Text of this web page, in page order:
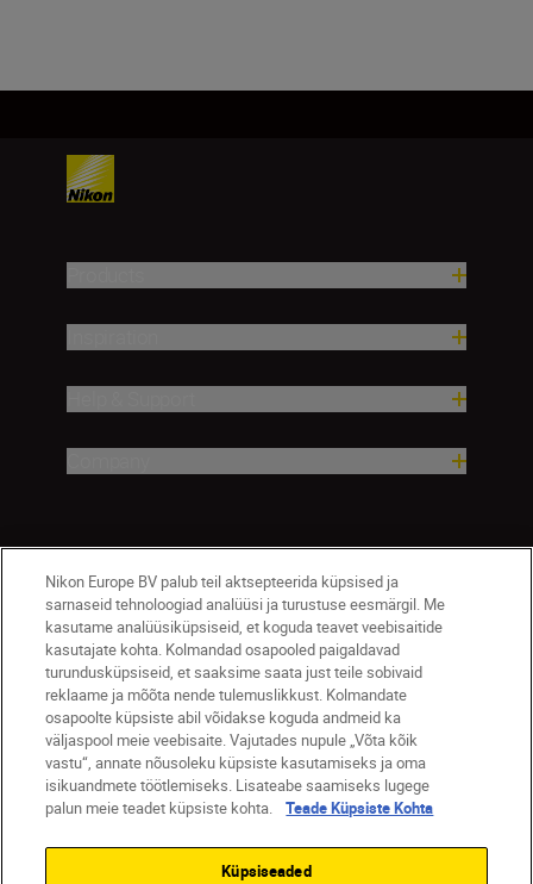
Eesti Nikon Sites
Contact Us Privacy Notice
Terms of Use
Cookie Notice
Cookie Settings
© 2026 Nikon
Nikon Europe BV palub teil aktsepteerida küpsised ja
sarnaseid tehnoloogiad analüüsi ja turustuse eesmärgil. Me
kasutame analüüsiküpsiseid, et koguda teavet veebisaitide
kasutajate kohta. Kolmandad osapooled paigaldavad
turundusküpsiseid, et saaksime saata just teile sobivaid
reklaame ja mõõta nende tulemuslikkust. Kolmandate
osapoolte küpsiste abil võidakse koguda andmeid ka
väljaspool meie veebisaite. Vajutades nupule „Võta kõik
vastu“, annate nõusoleku küpsiste kasutamiseks ja oma
isikuandmete töötlemiseks. Lisateabe saamiseks lugege
palun meie teadet küpsiste kohta.
Teade Küpsiste Kohta
Küpsiseaded